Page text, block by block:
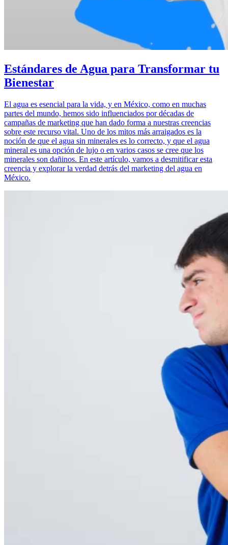
Estándares de Agua para Transformar tu
Bienestar
El agua es esencial para la vida, y en México, como en muchas
partes del mundo, hemos sido influenciados por décadas de
campañas de marketing que han dado forma a nuestras creencias
sobre este recurso vital. Uno de los mitos más arraigados es la
noción de que el agua sin minerales es lo correcto, y que el agua
mineral es una opción de lujo o en varios casos se cree que los
minerales son dañinos. En este artículo, vamos a desmitificar esta
creencia y explorar la verdad detrás del marketing del agua en
México.